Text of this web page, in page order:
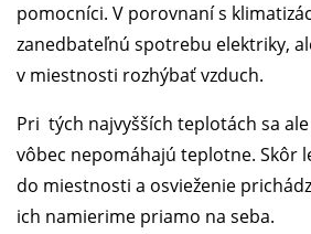
pomocníci. V porovnaní s
zanedbateľnú spotrebu elektriky,
v miestnosti rozhýbať vzduch.
Pri tých najvyšších teplotách sa
vôbec nepomáhajú teplotne. Skôr
do miestnosti a osvieženie
ich namierime priamo na seba.